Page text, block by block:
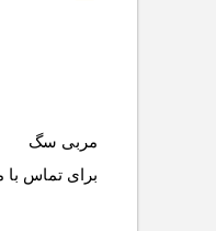
مربی سگ
برای تماس با